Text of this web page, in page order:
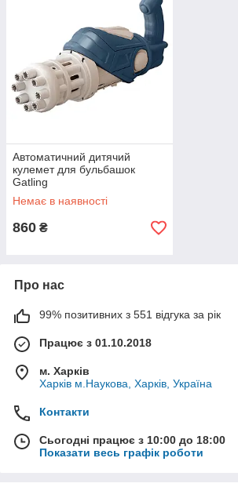
Автоматичний дитячий
кулемет для бульбашок
Gatling
Немає в наявності
860 ₴
Про нас
99% позитивних з 551 відгука за рік
Працює з 01.10.2018
м. Харків
Харків м.Наукова, Харків, Україна
Контакти
Сьогодні працює з 10:00 до 18:00
Показати весь графік роботи